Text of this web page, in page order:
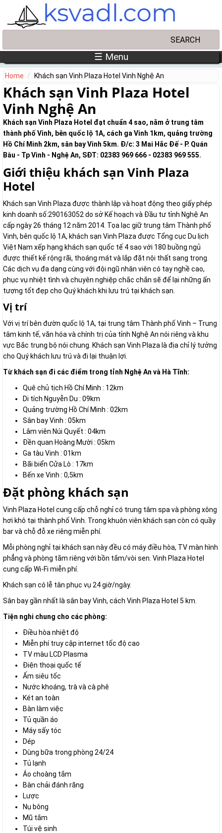
Skip to main content
☰ Menu
Home Khách sạn Vinh Plaza Hotel Vinh Nghệ An
Khách sạn Vinh Plaza Hotel
Vinh Nghệ An
Khách sạn Vinh Plaza Hotel đạt chuẩn 4 sao, nằm ở trung tâm
thành phố Vinh, bên quốc lộ 1A, cách ga Vinh 1km, quảng trường
Hồ Chí Minh 2km, sân bay Vinh 5km. Đ/c: 3 Mai Hắc Đế - P. Quán
Bàu - Tp Vinh - Nghệ An, SĐT: 02383 969 666 - 02383 969 555.
Giới thiệu khách sạn Vinh Plaza
Hotel
Khách sạn Vinh Plaza được thành lập và hoạt động theo giấy phép
kinh doanh số:290163052 do sở Kế hoạch và Đầu tư tỉnh Nghệ An
cấp ngày 26 tháng 12 năm 2014. Tọa lạc giữ trung tâm Thành phố
Vinh, bên quốc lộ 1A, khách sạn Vinh Plaza được Tổng cục Du lịch
Việt Nam xếp hạng khách sạn quốc tế 4 sao với 180 buồng ngủ
được thiết kế rộng rãi, thoáng mát và lắp đặt nội thất sang trọng.
Các dịch vụ đa dạng cùng với đội ngũ nhân viên có tay nghề cao,
phục vụ nhiệt tình và chuyên nghiệp chắc chắn sẽ để lại những ấn
tượng tốt đẹp cho Quý khách khi lưu trú tại khách sạn.
Vị trí
Với vị trí bên đườn quốc lộ 1A, tại trung tâm Thành phố Vinh – Trung
tâm kinh tế, văn hóa và chính trị của tỉnh Nghệ An nói riêng và khu
vực Bắc trung bộ nói chung. Khách sạn Vinh Plaza là địa chỉ lý tưởng
cho Quý khách lưu trú và đi lại thuận lợi.
Từ khách sạn đi các điểm trong tỉnh Nghệ An và Hà Tĩnh:
Quê chủ tịch Hồ Chí Minh : 12km
Di tích Nguyễn Du : 09km
Quảng trường Hồ Chí Minh : 02km
Sân bay Vinh : 05km
Lâm viên Núi Quyết : 04km
Đền quan Hoàng Mười : 05km
Ga tàu Vinh : 01km
Bãi biển Cửa Lò : 17km
Bến xe Vinh : 0,5km
Đặt phòng khách sạn
Vinh Plaza Hotel cung cấp chỗ nghỉ có trung tâm spa và phòng xông
hơi khô tại thành phố Vinh. Trong khuôn viên khách sạn còn có quầy
bar và chỗ đỗ xe riêng miễn phí.
Mỗi phòng nghỉ tại khách sạn này đều có máy điều hòa, TV màn hình
phẳng và phòng tắm riêng với bồn tắm/vòi sen. Vinh Plaza Hotel
cung cấp Wi-Fi miễn phí.
Khách sạn có lễ tân phục vụ 24 giờ/ngày.
Sân bay gần nhất là sân bay Vinh, cách Vinh Plaza Hotel 5 km.
Tiện nghi chung cho các phòng:
Điều hòa nhiệt độ
Miễn phí truy cập internet tốc độ cao
TV màu LCD Plasma
Điện thoại quốc tế
Ấm siêu tốc
Nước khoáng, trà và cà phê
Két an toàn
Bàn làm việc
Tủ quần áo
Máy sấy tóc
Dép
Dùng bữa trong phòng 24/24
Tủ lạnh
Áo choàng tắm
Bàn chải đánh răng
Lược
Nụ bông
Mũ tắm
Túi vệ sinh